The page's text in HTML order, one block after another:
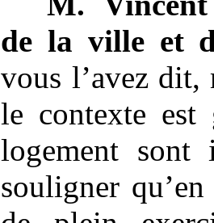
de la ville et
vous l’avez dit,
le contexte
logement sont
souligner